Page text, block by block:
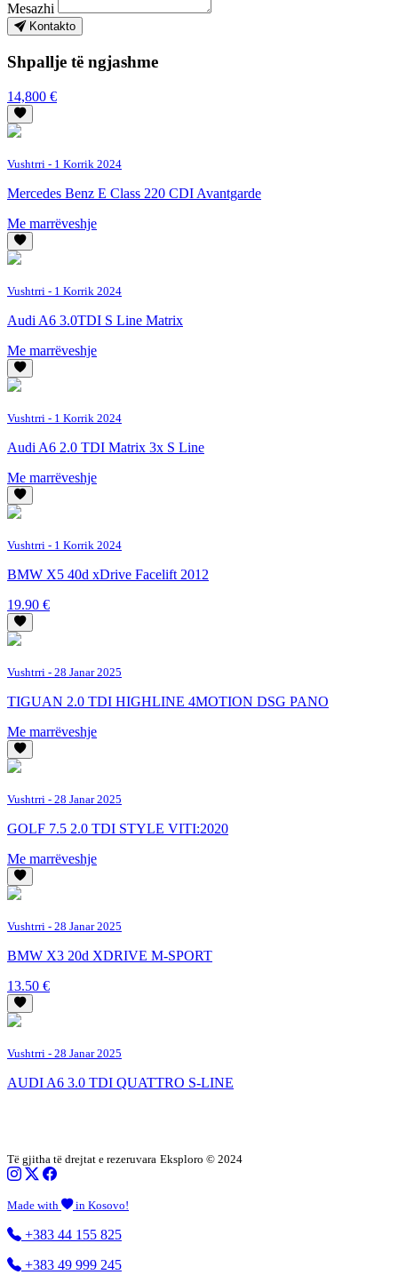
Mesazhi
Kontakto
Shpallje të ngjashme
14,800 €
Vushtrri - 1 Korrik 2024
Mercedes Benz E Class 220 CDI Avantgarde
Me marrëveshje
Vushtrri - 1 Korrik 2024
Audi A6 3.0TDI S Line Matrix
Me marrëveshje
Vushtrri - 1 Korrik 2024
Audi A6 2.0 TDI Matrix 3x S Line
Me marrëveshje
Vushtrri - 1 Korrik 2024
BMW X5 40d xDrive Facelift 2012
19.90 €
Vushtrri - 28 Janar 2025
TIGUAN 2.0 TDI HIGHLINE 4MOTION DSG PANO
Me marrëveshje
Vushtrri - 28 Janar 2025
GOLF 7.5 2.0 TDI STYLE VITI:2020
Me marrëveshje
Vushtrri - 28 Janar 2025
BMW X3 20d XDRIVE M-SPORT
13.50 €
Vushtrri - 28 Janar 2025
AUDI A6 3.0 TDI QUATTRO S-LINE
Të gjitha të drejtat e rezeruvara Eksploro © 2024
Made with in Kosovo!
+383 44 155 825
+383 49 999 245